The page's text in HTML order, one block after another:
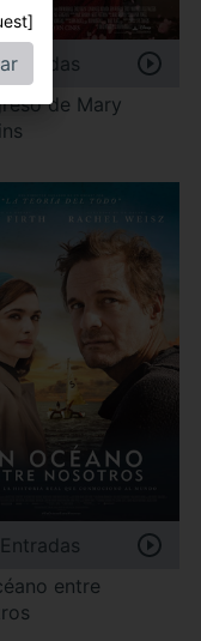
Entradas
de Mary
Entradas
entre